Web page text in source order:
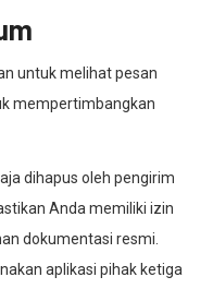
untuk melihat pesan
mempertimbangkan
dihapus oleh pengirim
Anda memiliki izin
dokumentasi resmi.
aplikasi pihak ketiga